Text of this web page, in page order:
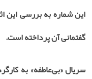
این شماره به بررسی این
گفتمانی آن پرداخته است.
سریال «بی‌عاطفه»به